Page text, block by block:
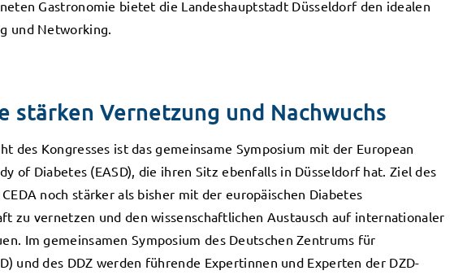
Gastronomie bietet die Landeshauptstadt Düsseldorf den idealen
und Networking.
stärken Vernetzung und Nachwuchs
des Kongresses ist das gemeinsame Symposium mit der European
of Diabetes (EASD), die ihren Sitz ebenfalls in Düsseldorf hat. Ziel des
noch stärker als bisher mit der europäischen Diabetes
zu vernetzen und den wissenschaftlichen Austausch auf internationaler
Im gemeinsamen Symposium des Deutschen Zentrums für
und des DDZ werden führende Expertinnen und Experten der DZD-